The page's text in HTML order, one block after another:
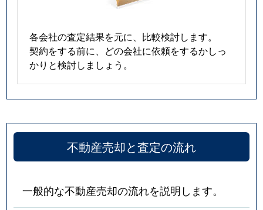
各会社の査定結果を元に、比較検討します。
契約をする前に、どの会社に依頼をするかしっ
かりと検討しましょう。
不動産売却と査定の流れ
一般的な不動産売却の流れを説明します。